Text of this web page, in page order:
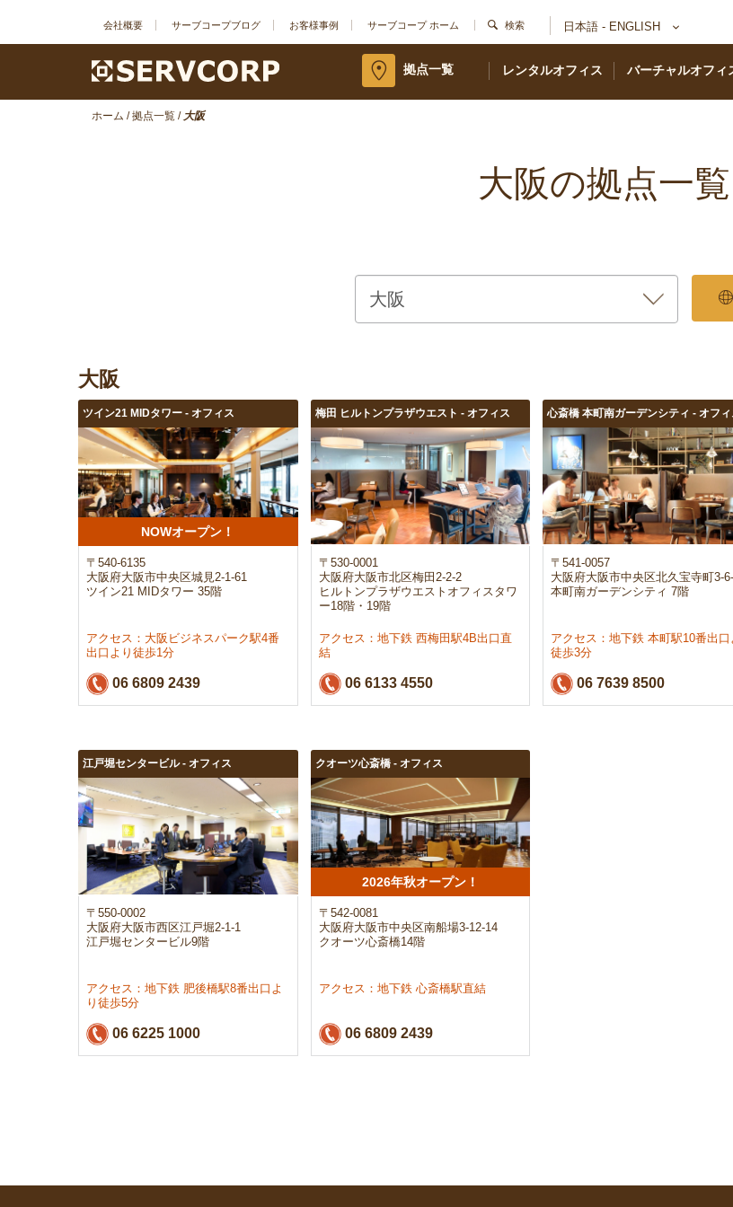
会社概要 サーブコープブログ お客様事例 サーブコープ ホーム 検索 日本語 - ENGLISH
レンタルオフィス バーチャルオフィ
拠点一覧
ホーム / 拠点一覧 / 大阪
大阪の拠点一覧
大阪
ツイン21 MIDタワー - オフィス
NOWオープン！
〒540-6135
大阪府大阪市中央区城見2-1-61
ツイン21 MIDタワー 35階
アクセス：大阪ビジネスパーク駅4番
出口より徒歩1分
06 6809 2439
梅田 ヒルトンプラザウエスト - オフィス
〒530-0001
大阪府大阪市北区梅田2-2-2
ヒルトンプラザウエストオフィスタワ
ー18階・19階
アクセス：地下鉄 西梅田駅4B出口直
結
06 6133 4550
心斎橋 本町南ガーデンシティ - オフィ
〒541-0057
大阪府大阪市中央区北久宝寺町3-
本町南ガーデンシティ 7階
アクセス：地下鉄 本町駅10番出口
徒歩3分
06 7639 8500
江戸堀センタービル - オフィス
〒550-0002
大阪府大阪市西区江戸堀2-1-1
江戸堀センタービル9階
アクセス：地下鉄 肥後橋駅8番出口よ
り徒歩5分
06 6225 1000
クオーツ心斎橋 - オフィス
2026年秋オープン！
〒542-0081
大阪府大阪市中央区南船場3-12-14
クオーツ心斎橋14階
アクセス：地下鉄 心斎橋駅直結
06 6809 2439